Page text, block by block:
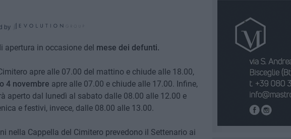
by
apertura in occasione del mese dei defunti.
apre alle 07.00 del mattino e chiude alle 18.00,
4 novembre apre alle 07.00 e chiude alle 17.00. Infine,
aperto dal lunedì al sabato dalle 08.00 alle 12.00 e
e festivi, invece, dalle 08.00 alle 13.00.
nella Cappella del Cimitero prevedono il Settenario ai